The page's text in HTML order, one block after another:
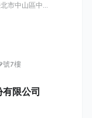
市中山區中山
號7樓
限公司